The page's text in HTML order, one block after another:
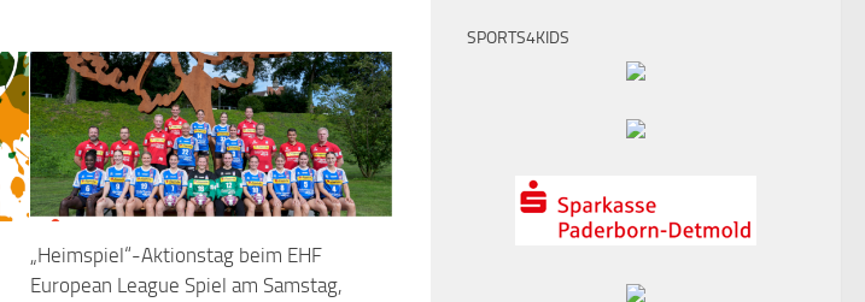
„Heimspiel“-Aktionstag beim EHF
European League Spiel am Samstag,
SPORTS4KIDS